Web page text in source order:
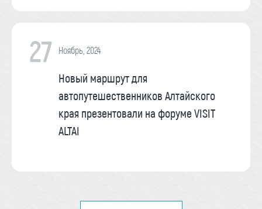
27 Ноябрь, 2024
Новый маршрут для
автопутешественников Алтайского
края презентовали на форуме VISIT
ALTAI